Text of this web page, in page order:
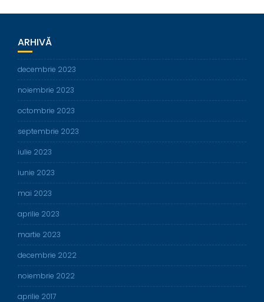
ARHIVĂ
decembrie 2023
noiembrie 2023
octombrie 2023
septembrie 2023
iulie 2023
iunie 2023
mai 2023
aprilie 2023
martie 2023
decembrie 2022
noiembrie 2022
aprilie 2017